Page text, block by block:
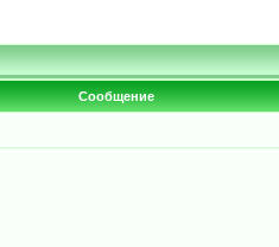
Сообщение